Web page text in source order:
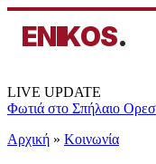
ENIKOS.
LIVE UPDATE
Φωτιά στο Σπήλαιο
Αρχική » Κοινωνία